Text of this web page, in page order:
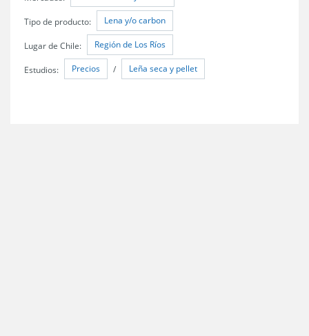
Tipo de producto: Lena y/o carbon
Lugar de Chile: Región de Los Ríos
Estudios: Precios / Leña seca y pellet